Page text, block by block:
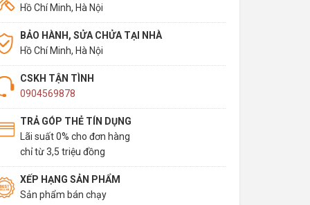
Hồ Chí Minh, Hà Nội
BẢO HÀNH, SỬA CHỬA TẠI NHÀ
Hồ Chí Minh, Hà Nội
CSKH TẬN TÌNH
0904569878
TRẢ GÓP THẺ TÍN DỤNG
Lãi suất 0% cho đơn hàng
chỉ từ 3,5 triệu đồng
XẾP HẠNG SẢN PHẨM
Sản phẩm bán chạy